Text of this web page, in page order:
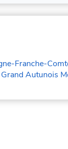
Franche-
Autunois